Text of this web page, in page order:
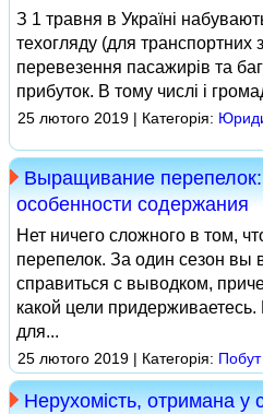
З 1 травня в Україні
техогляду (для транспортних
перевезення пасажирів та
прибуток. В тому числі і
25 лютого 2019 | Категорія:
Выращивание
особенности содержания
Нет ничего сложного в том,
перепелок. За один сезон вы
справиться с выводком,
какой цели
для...
25 лютого 2019 | Категорія: Побут
Нерухомість, отримана у